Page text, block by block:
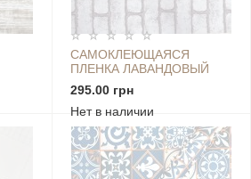
САМОКЛЕЮЩАЯСЯ
ПЛЕНКА ЛАВАНДОВЫЙ
КИРПИЧ 0,45Х10М SW-
00001270
295.00 грн
Нет в наличии